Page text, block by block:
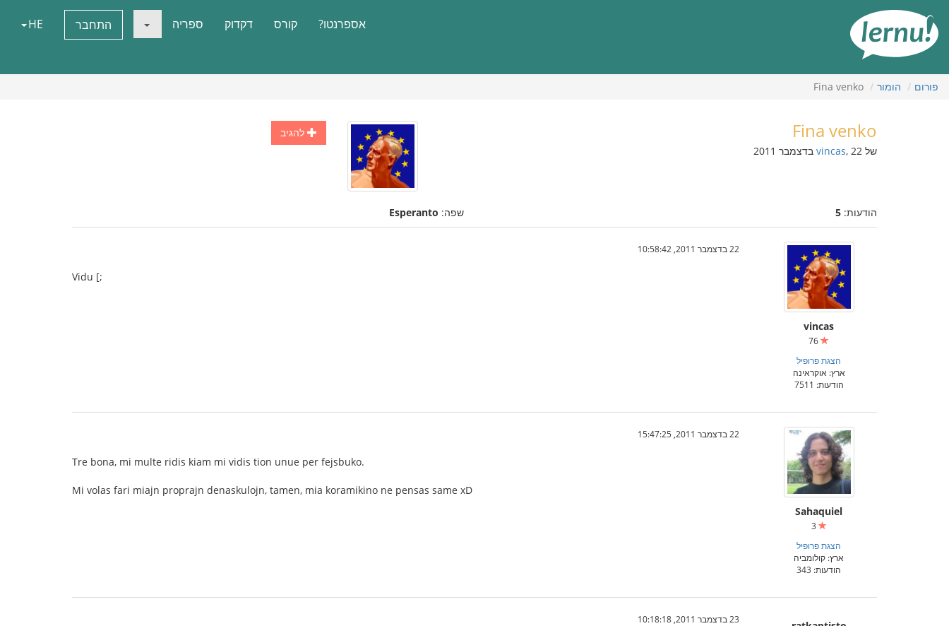
העניינים
אספרנטו? קורס דקדוק ספריה התחבר HE
פורום הומור Fina venko
להגיב Fina venko
של vincas, 22 בדצמבר 2011
הודעות: 5 שפה: Esperanto
vincas
הצגת פרופיל
ארץ: אוקראינה
הודעות: 7511
22 בדצמבר 2011, 10:58:42
Vidu [;
Sahaquiel
הצגת פרופיל
ארץ: קולומביה
הודעות: 343
22 בדצמבר 2011, 15:47:25
Tre bona, mi multe ridis kiam mi vidis tion unue per fejsbuko.
Mi volas fari miajn proprajn denaskulojn, tamen, mia koramikino ne pensas same xD
23 בדצמבר 2011, 10:18:18